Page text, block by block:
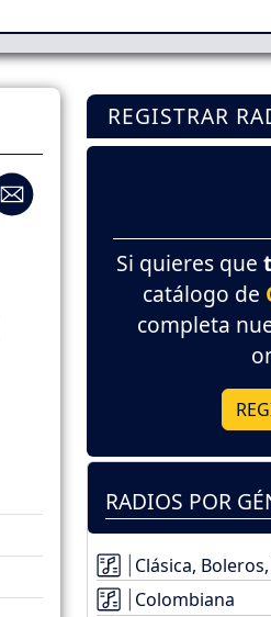
REGISTRAR
Si quieres que
catálogo de
completa
RADIOS POR
Clásica,
Colombiana